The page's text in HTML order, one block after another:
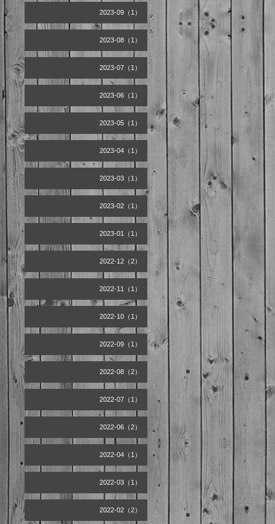
2023-09（1）
2023-08（1）
2023-07（1）
2023-06（1）
2023-05（1）
2023-04（1）
2023-03（1）
2023-02（1）
2023-01（1）
2022-12（2）
2022-11（1）
2022-10（1）
2022-09（1）
2022-08（2）
2022-07（1）
2022-06（2）
2022-04（1）
2022-03（1）
2022-02（2）